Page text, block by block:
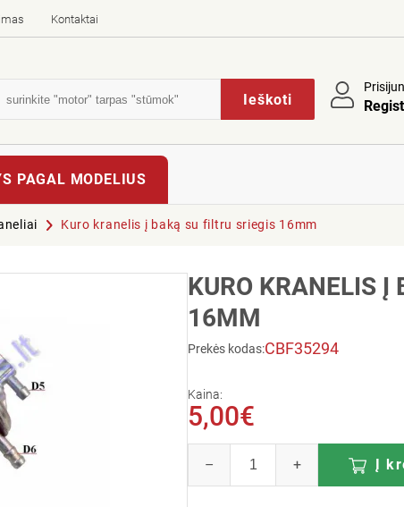
Kontaktai
Ieškoti
PAGAL MODELIUS
Kuro kranelis į baką su filtru sriegis 16mm
KURO KRANELIS Į
16MM
Prekės kodas:CBF35294
Kaina:
5,00€
– + Į